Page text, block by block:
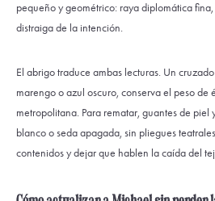
pequeño y geométrico: raya diplomática
distraiga de la intención.
El abrigo traduce ambas lecturas. Un
marengo o azul oscuro, conserva el peso de
metropolitana. Para rematar, guantes de
blanco o seda apagada, sin pliegues
contenidos y dejar que hablen la caída del